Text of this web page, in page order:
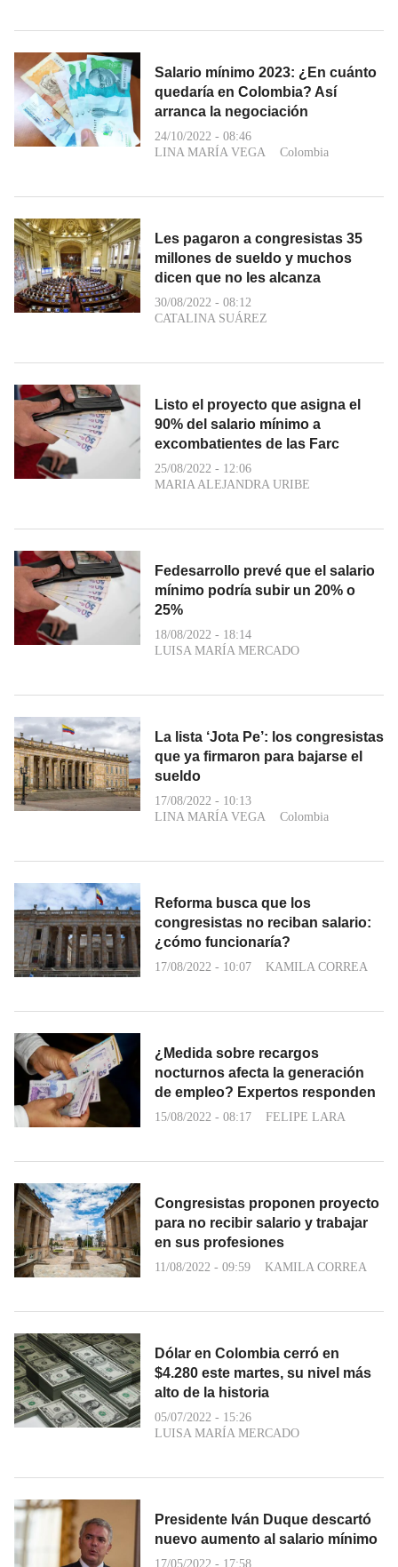
Salario mínimo 2023: ¿En cuánto
quedaría en Colombia? Así
arranca la negociación
24/10/2022 - 08:46
LINA MARÍA VEGA
Colombia
Les pagaron a congresistas 35
millones de sueldo y muchos
dicen que no les alcanza
30/08/2022 - 08:12
CATALINA SUÁREZ
Listo el proyecto que asigna el
90% del salario mínimo a
excombatientes de las Farc
25/08/2022 - 12:06
MARIA ALEJANDRA URIBE
Fedesarrollo prevé que el salario
mínimo podría subir un 20% o
25%
18/08/2022 - 18:14
LUISA MARÍA MERCADO
La lista ‘Jota Pe’: los congresistas
que ya firmaron para bajarse el
sueldo
17/08/2022 - 10:13
LINA MARÍA VEGA
Colombia
Reforma busca que los
congresistas no reciban salario:
¿cómo funcionaría?
17/08/2022 - 10:07 KAMILA CORREA
¿Medida sobre recargos
nocturnos afecta la generación
de empleo? Expertos responden
15/08/2022 - 08:17 FELIPE LARA
Congresistas proponen proyecto
para no recibir salario y trabajar
en sus profesiones
11/08/2022 - 09:59 KAMILA CORREA
Dólar en Colombia cerró en
$4.280 este martes, su nivel más
alto de la historia
05/07/2022 - 15:26
LUISA MARÍA MERCADO
Presidente Iván Duque descartó
nuevo aumento al salario mínimo
17/05/2022 - 17:58